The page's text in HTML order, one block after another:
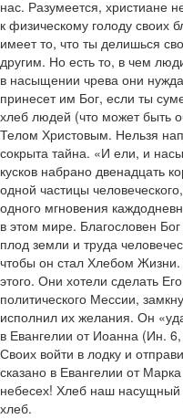
нас. Разумеется, христиане
к физическому голоду своих
имеет то, что ты делишься
другим. Но есть то, в чем
в насыщении чрева они
принесет им Бог, если ты
хлеб людей (что может быть
Телом Христовым. Нельзя
сокрыта тайна. «И ели, и
кусков набрано двенадцать
одной частицы
одного мгновения
в этом мире. Благословен
плод земли и труда
чтобы он стал Хлебом
этого. Они хотели сделать
политического Мессии,
исполнил их желания. Он
в Евангелии от Иоанна (Ин.
Своих войти в лодку и
сказано в Евангелии от
небесех! Хлеб наш
хлеб.